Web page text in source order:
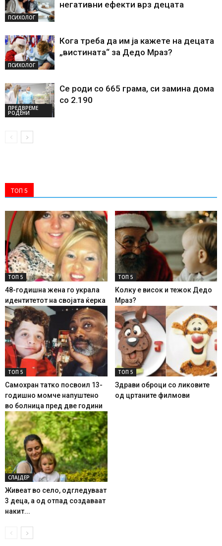
ПСИХОЛОГ
негативни ефекти врз децата
ПСИХОЛОГ
Кога треба да им ја кажете на децата
„вистината“ за Дедо Мраз?
ПРЕДВРЕМЕ
РОДЕНИ
Се роди со 665 грама, си замина дома
со 2.190
ТОП 5
ТОП 5
48-годишна жена го украла
идентитетот на својата ќерка
ТОП 5
Колку е висок и тежок Дедо
Мраз?
ТОП 5
Самохран татко посвоил 13-
годишно момче напуштено
во болница пред две години
ТОП 5
Здрави оброци со ликовите
од цртаните филмови
СЛАЈДЕР
Живеат во село, одгледуваат
3 деца, а од отпад создаваат
накит...